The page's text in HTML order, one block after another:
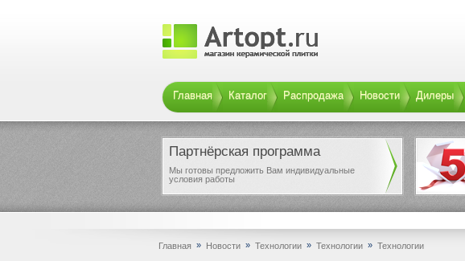
Главная Каталог Распродажа Новости Дилеры
Партнёрская программа
Мы готовы предложить Вам индивидуальные
условия работы
Главная » Новости » Технологии » Технологии » Технологии